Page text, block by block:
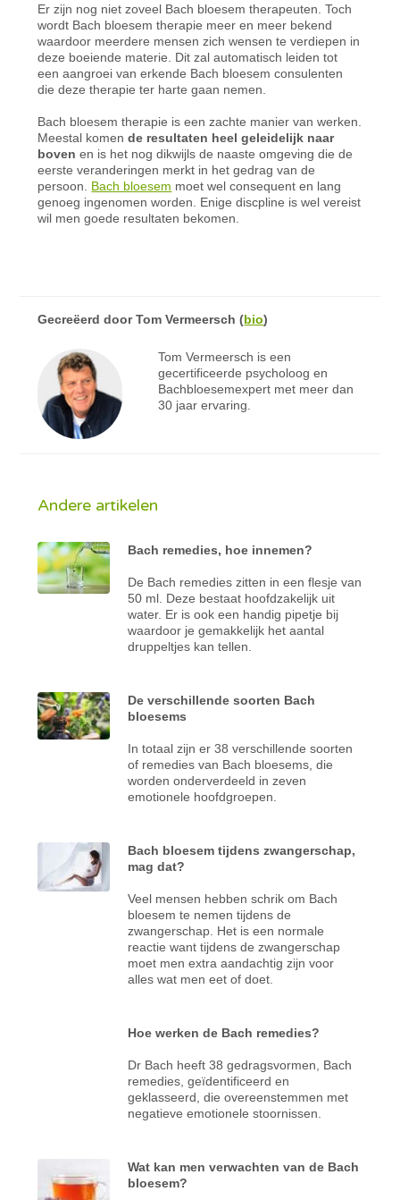
Er zijn nog niet zoveel Bach bloesem therapeuten. Toch
wordt Bach bloesem therapie meer en meer bekend
waardoor meerdere mensen zich wensen te verdiepen in
deze boeiende materie. Dit zal automatisch leiden tot
een aangroei van erkende Bach bloesem consulenten
die deze therapie ter harte gaan nemen.
Bach bloesem therapie is een zachte manier van werken.
Meestal komende resultaten heel geleidelijk naar
boven en is het nog dikwijls de naaste omgeving die de
eerste veranderingen merkt in het gedrag van de
persoon. Bach bloesem moet wel consequent en lang
genoeg ingenomen worden. Enige discpline is wel vereist
wil men goede resultaten bekomen.
Gecreëerd doorTom Vermeersch (bio)
Tom Vermeersch is een
gecertificeerde psycholoog en
Bachbloesemexpert met meer dan
30 jaar ervaring.
Andere artikelen
Bach remedies, hoe innemen?
De Bach remedies zitten in een flesje van
50 ml. Deze bestaat hoofdzakelijk uit
water. Er is ook een handig pipetje bij
waardoor je gemakkelijk het aantal
druppeltjes kan tellen.
De verschillende soorten Bach
bloesems
In totaal zijn er 38 verschillende soorten
of remedies van Bach bloesems, die
worden onderverdeeld in zeven
emotionele hoofdgroepen.
Bach bloesem tijdens zwangerschap,
mag dat?
Veel mensen hebben schrik om Bach
bloesem te nemen tijdens de
zwangerschap. Het is een normale
reactie want tijdens de zwangerschap
moet men extra aandachtig zijn voor
alles wat men eet of doet.
Hoe werken de Bach remedies?
Dr Bach heeft 38 gedragsvormen, Bach
remedies, geïdentificeerd en
geklasseerd, die overeenstemmen met
negatieve emotionele stoornissen.
Wat kan men verwachten van de Bach
bloesem?